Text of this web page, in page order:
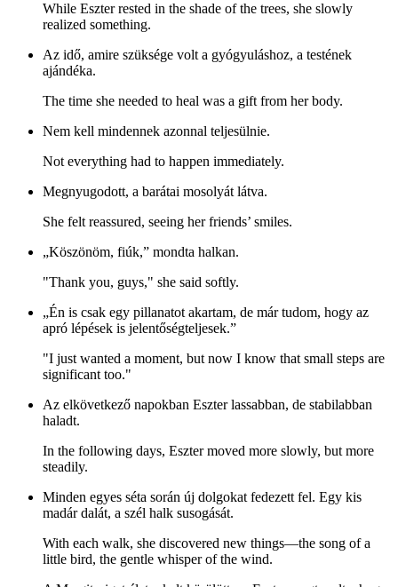
While Eszter rested in the shade of the trees, she slowly
realized something.
Az idő, amire szüksége volt a gyógyuláshoz, a testének
ajándéka.
The time she needed to heal was a gift from her body.
Nem kell mindennek azonnal teljesülnie.
Not everything had to happen immediately.
Megnyugodott, a barátai mosolyát látva.
She felt reassured, seeing her friends’ smiles.
„Köszönöm, fiúk,” mondta halkan.
"Thank you, guys," she said softly.
„Én is csak egy pillanatot akartam, de már tudom, hogy az
apró lépések is jelentőségteljesek.”
"I just wanted a moment, but now I know that small steps are
significant too."
Az elkövetkező napokban Eszter lassabban, de stabilabban
haladt.
In the following days, Eszter moved more slowly, but more
steadily.
Minden egyes séta során új dolgokat fedezett fel. Egy kis
madár dalát, a szél halk susogását.
With each walk, she discovered new things—the song of a
little bird, the gentle whisper of the wind.